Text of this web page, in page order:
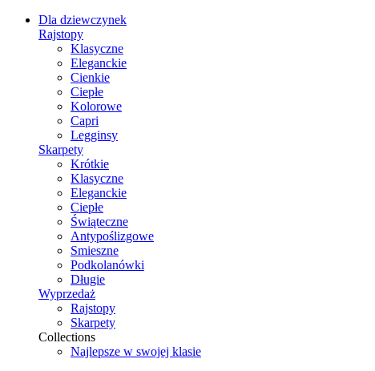
Dla dziewczynek
Rajstopy
Klasyczne
Eleganckie
Cienkie
Ciepłe
Kolorowe
Capri
Legginsy
Skarpety
Krótkie
Klasyczne
Eleganckie
Ciepłe
Świąteczne
Antypoślizgowe
Smieszne
Podkolanówki
Długie
Wyprzedaż
Rajstopy
Skarpety
Collections
Najlepsze w swojej klasie